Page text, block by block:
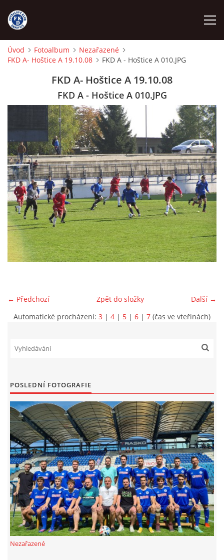
ÚVOD
FKD B
STARŠÍ DOROST
STARŠÍ ŽÁCI
MLADŠÍ ŽÁCI
STARŠÍ PŘÍPRAVKA R 2012 + 2013
ARCHÍV
DOTACE
FKD, z.s.
Drnovice 704
68304 Drnovice
ičo 27005305
č.ú. 3227086359 / 0800
Úvod Fotoalbum
Nezařazené
FKD A- Hoštice A 19.10.08
FKD A - Hoštice A 010.JPG
FKD A- Hoštice A 19.10.08
FKD A - Hoštice A 010.JPG
← Předchozí Další →
Zpět do složky
Automatické procházení: 3 | 4 | 5 | 6 | 7 (čas ve vteřinách)
POSLEDNÍ FOTOGRAFIE
Nezařazené